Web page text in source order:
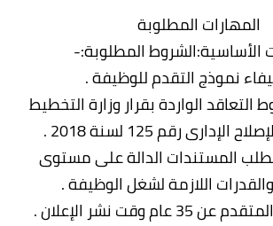
المهارات المطلوبة
الأساسية:الشروط المطلوبة:-
التعاقد الواردة بقرار وزارة التخطيط
رقم 125 لسنة 2018 .
المستندات الدالة على مستوى
اللازمة لشغل الوظيفة .